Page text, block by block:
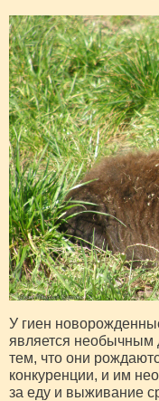
У гиен
является необычным
тем, что они
конкуренции, и им
за еду и выживание